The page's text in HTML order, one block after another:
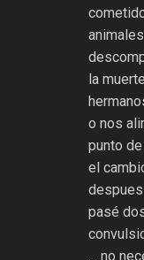
la
o nos
punto
el
pasé
… no